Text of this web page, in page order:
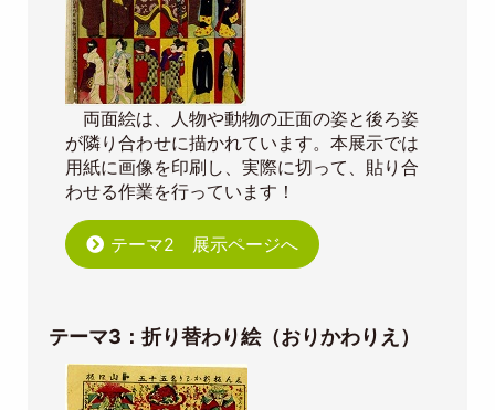
両面絵は、人物や動物の正面の姿と後ろ姿
が隣り合わせに描かれています。本展示では
用紙に画像を印刷し、実際に切って、貼り合
わせる作業を行っています！
テーマ2 展示ページへ
テーマ3：折り替わり絵（おりかわりえ）
Image